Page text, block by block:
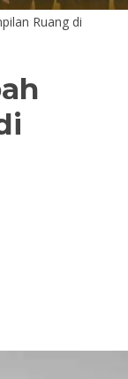
Ruang di